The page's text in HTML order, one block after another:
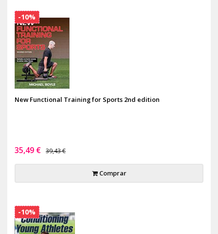
New Functional Training for Sports 2nd edition
35,49 € 39,43 €
Comprar
-10%
-10%